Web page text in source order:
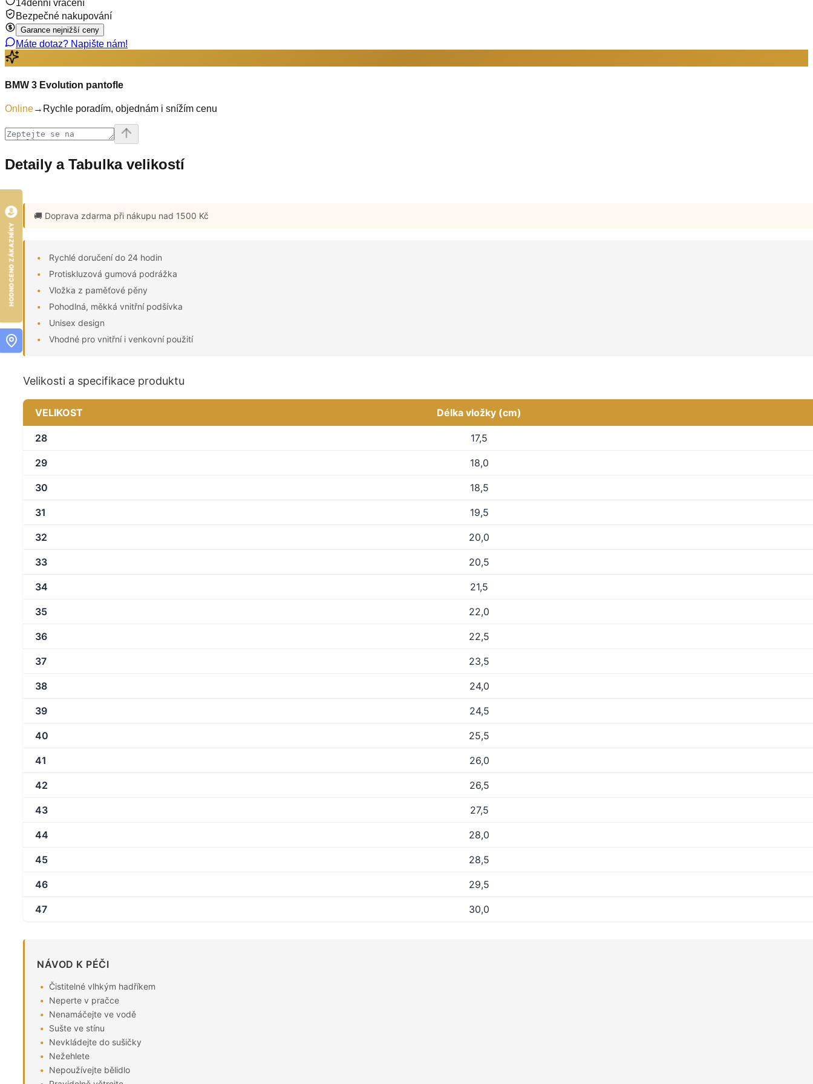
14denní vrácení
Bezpečné nakupování
Garance nejnižší ceny
Máte dotaz? Napište nám!
BMW 3 Evolution pantofle
Online→ Rychle poradím, objednám i snížím cenu
Detaily a Tabulka velikostí
🚚 Doprava zdarma při nákupu nad 1500 Kč
Rychlé doručení do 24 hodin
Protiskluzová gumová podrážka
Vložka z paměťové pěny
Pohodlná, měkká vnitřní podšívka
Unisex design
Vhodné pro vnitřní i venkovní použití
Velikosti a specifikace produktu
VELIKOST Délka vložky (cm)
28 17,5
29 18,0
30 18,5
31 19,5
32 20,0
33 20,5
34 21,5
35 22,0
36 22,5
37 23,5
38 24,0
39 24,5
40 25,5
41 26,0
42 26,5
43 27,5
44 28,0
45 28,5
46 29,5
47 30,0
NÁVOD K PÉČI
Čistitelné vlhkým hadříkem
Neperte v pračce
Nenamáčejte ve vodě
Sušte ve stínu
Nevkládejte do sušičky
Nežehlete
Nepoužívejte bělidlo
HODNOCENO ZÁKAZNÍKY